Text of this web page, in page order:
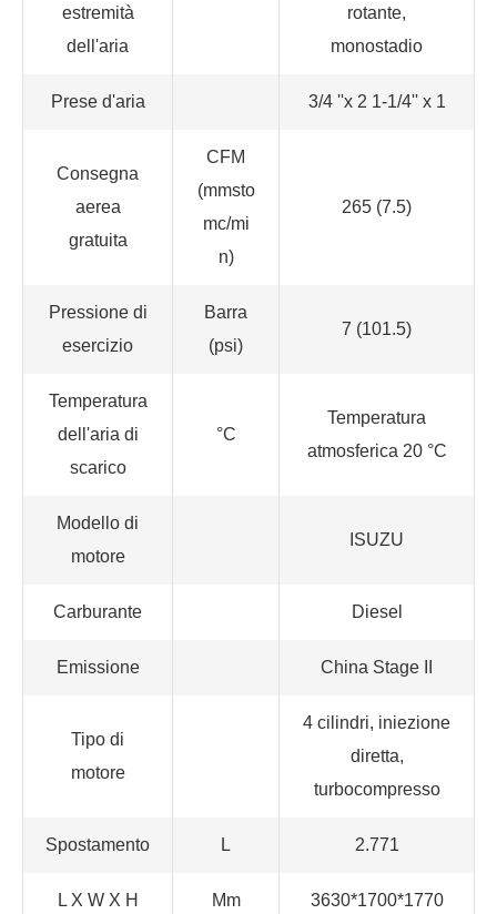
estremità
dell'aria
rotante,
monostadio
Prese d'aria 3/4 ''x 2 1-1/4'' x 1
Consegna
aerea
gratuita
CFM
(mmsto
mc/mi
n)
265 (7.5)
Pressione di
esercizio
Barra
(psi)
7 (101.5)
Temperatura
dell'aria di
scarico
°C
Temperatura
atmosferica 20 °C
Modello di
motore
ISUZU
Carburante Diesel
Emissione China Stage II
Tipo di
motore
4 cilindri, iniezione
diretta,
turbocompresso
Spostamento L 2.771
L X W X H Mm 3630*1700*1770